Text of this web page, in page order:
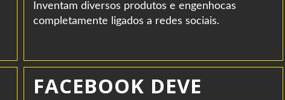
Inventam diversos produtos e engenhocas
completamente ligados a redes sociais.
FACEBOOK DEVE